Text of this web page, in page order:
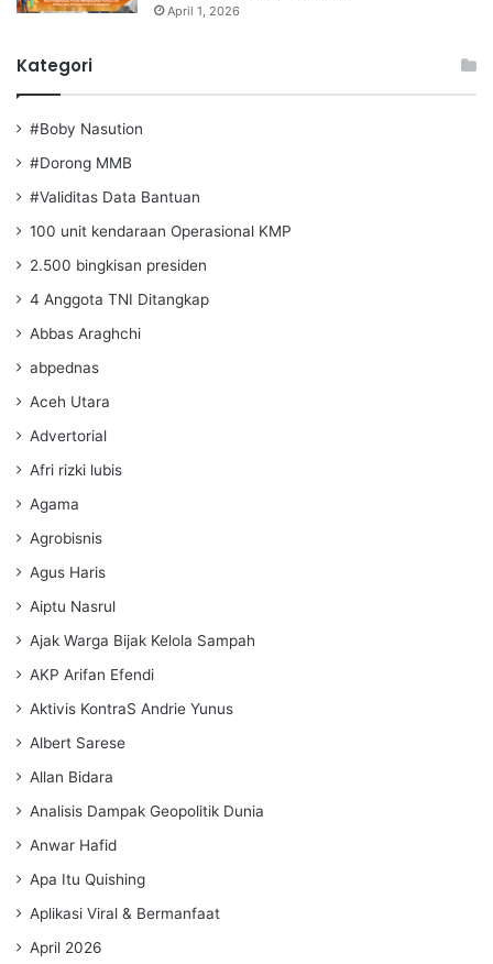
April 1, 2026
Kategori
#Boby Nasution
#Dorong MMB
#Validitas Data Bantuan
100 unit kendaraan Operasional KMP
2.500 bingkisan presiden
4 Anggota TNI Ditangkap
Abbas Araghchi
abpednas
Aceh Utara
Advertorial
Afri rizki lubis
Agama
Agrobisnis
Agus Haris
Aiptu Nasrul
Ajak Warga Bijak Kelola Sampah
AKP Arifan Efendi
Aktivis KontraS Andrie Yunus
Albert Sarese
Allan Bidara
Analisis Dampak Geopolitik Dunia
Anwar Hafid
Apa Itu Quishing
Aplikasi Viral & Bermanfaat
April 2026